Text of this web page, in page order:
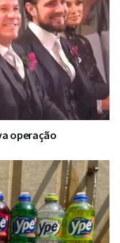
operação